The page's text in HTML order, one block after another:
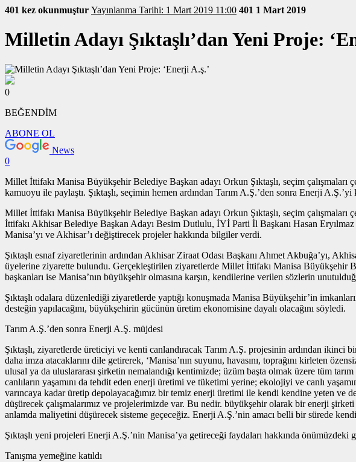
401 kez okunmuştur Yayınlanma Tarihi: 1 Mart 2019 11:00 401 1 Mart 2019
Milletin Adayı Şıktaşlı’dan Yeni Proje:
0
BEĞENDİM
ABONE OL
News
0
Millet İttifakı Manisa Büyükşehir Belediye Başkan adayı Orkun Şıktaşlı, seçim
kamuoyu ile paylaştı. Şıktaşlı, seçimin hemen ardından Tarım A.Ş.’den sonra Enerji A.Ş.’yi
Millet İttifakı Manisa Büyükşehir Belediye Başkan adayı Orkun Şıktaşlı, seçim
İttifakı Akhisar Belediye Başkan Adayı Besim Dutlulu, İYİ Parti İl Başkanı Hasan
Manisa’yı ve Akhisar’ı değiştirecek projeler hakkında bilgiler verdi.
Şıktaşlı esnaf ziyaretlerinin ardından Akhisar Ziraat Odası Başkanı Ahmet Akbuğa’yı,
üyelerine ziyarette bulundu. Gerçekleştirilen ziyaretlerde Millet İttifakı Manisa Büyükşehir
başkanları ise Manisa’nın büyükşehir olmasına karşın, kendilerine verilen sözlerin
Şıktaşlı odalara düzenlediği ziyaretlerde yaptığı konuşmada Manisa Büyükşehir’in
desteğin yapılacağını, büyükşehirin gücünün üretim ekonomisine dayalı olacağını söyledi.
Tarım A.Ş.’den sonra Enerji A.Ş. müjdesi
Şıktaşlı, ziyaretlerde üreticiyi ve kenti canlandıracak Tarım A.Ş. projesinin ardından
daha imza atacaklarını dile getirerek, ‘Manisa’nın suyunu, havasını, toprağını kirleten
ulusal ya da uluslararası şirketin nemalandığı kentimizde; üzüm başta olmak üzere tüm
canlıların yaşamını da tehdit eden enerji üretimi ve tüketimi yerine; ekolojiyi ve canlı
varıncaya kadar üretip depolayacağımız bir temiz enerji üretimi ile kendi kendine yeten ve
düşürecek çalışmalarımız ve projelerimizde var. Bu nedir. büyükşehir olarak bir enerji
anlamda maliyetini düşürecek sisteme geçeceğiz. Enerji A.Ş.’nin amacı belli bir sürede
Şıktaşlı yeni projeleri Enerji A.Ş.’nin Manisa’ya getireceği faydaları hakkında önümüzdeki
Tanışma yemeğine katıldı